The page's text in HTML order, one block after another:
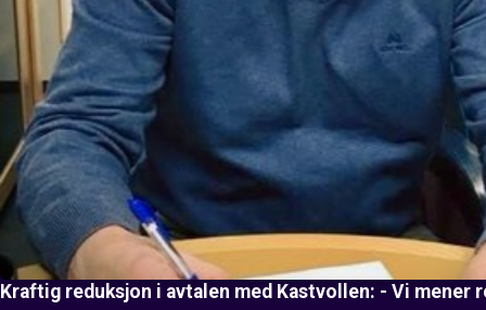
Kraftig reduksjon i avtalen med Kastvollen: - Vi mener